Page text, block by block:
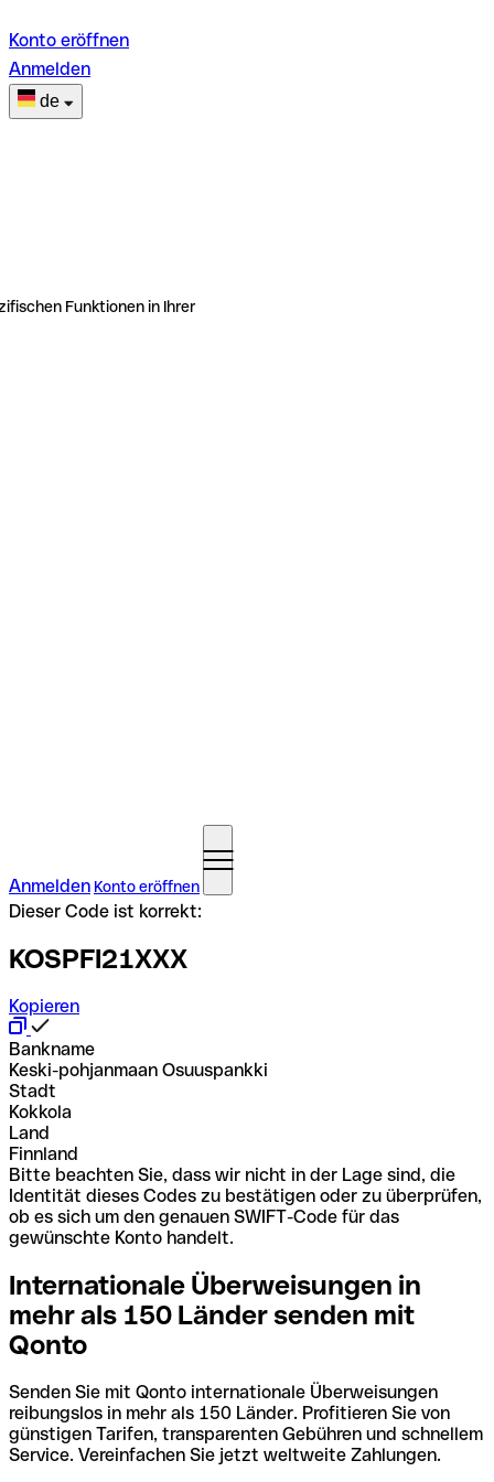
Konto eröffnen
Anmelden
de
Funktionen in Ihrer
Anmelden Konto eröffnen
Dieser Code ist korrekt:
KOSPFI21XXX
Kopieren
Bankname
Keski-pohjanmaan Osuuspankki
Stadt
Kokkola
Land
Finnland
Bitte beachten Sie, dass wir nicht in der Lage sind, die
Identität dieses Codes zu bestätigen oder zu überprüfen,
ob es sich um den genauen SWIFT-Code für das
gewünschte Konto handelt.
Internationale Überweisungen in
mehr als 150 Länder senden mit
Qonto
Senden Sie mit Qonto internationale Überweisungen
reibungslos in mehr als 150 Länder. Profitieren Sie von
günstigen Tarifen, transparenten Gebühren und schnellem
Service. Vereinfachen Sie jetzt weltweite Zahlungen.